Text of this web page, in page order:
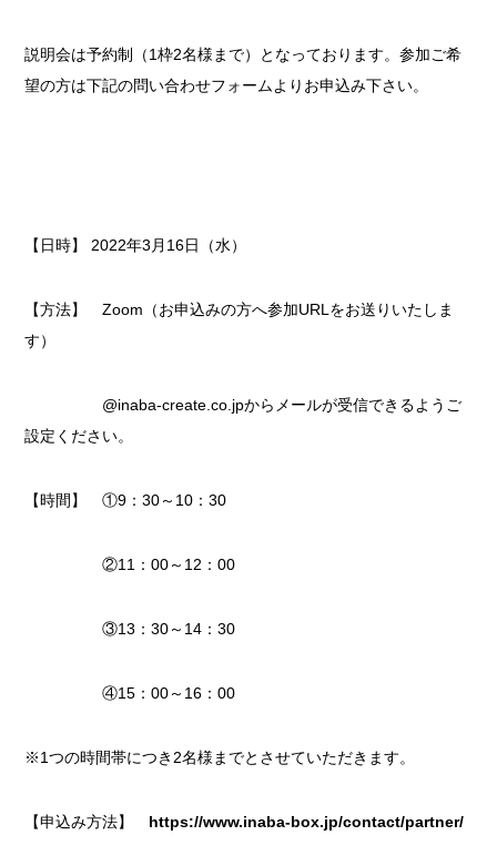
説明会は予約制（1枠2名様まで）となっております。参加ご希
望の方は下記の問い合わせフォームよりお申込み下さい。
【日時】 2022年3月16日（水）
【方法】 Zoom（お申込みの方へ参加URLをお送りいたしま
す）
@inaba-create.co.jpからメールが受信できるようご
設定ください。
【時間】 ①9：30～10：30
②11：00～12：00
③13：30～14：30
④15：00～16：00
※1つの時間帯につき2名様までとさせていただきます。
【申込み方法】 https://www.inaba-box.jp/contact/partner/